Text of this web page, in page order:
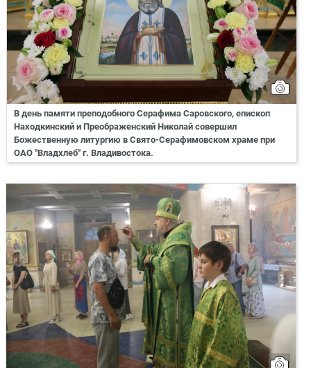
В день памяти преподобного Серафима Саровского, епископ
Находкинский и Преображенский Николай совершил
Божественную литургию в Свято-Серафимовском храме при
ОАО "Владхлеб" г. Владивостока.